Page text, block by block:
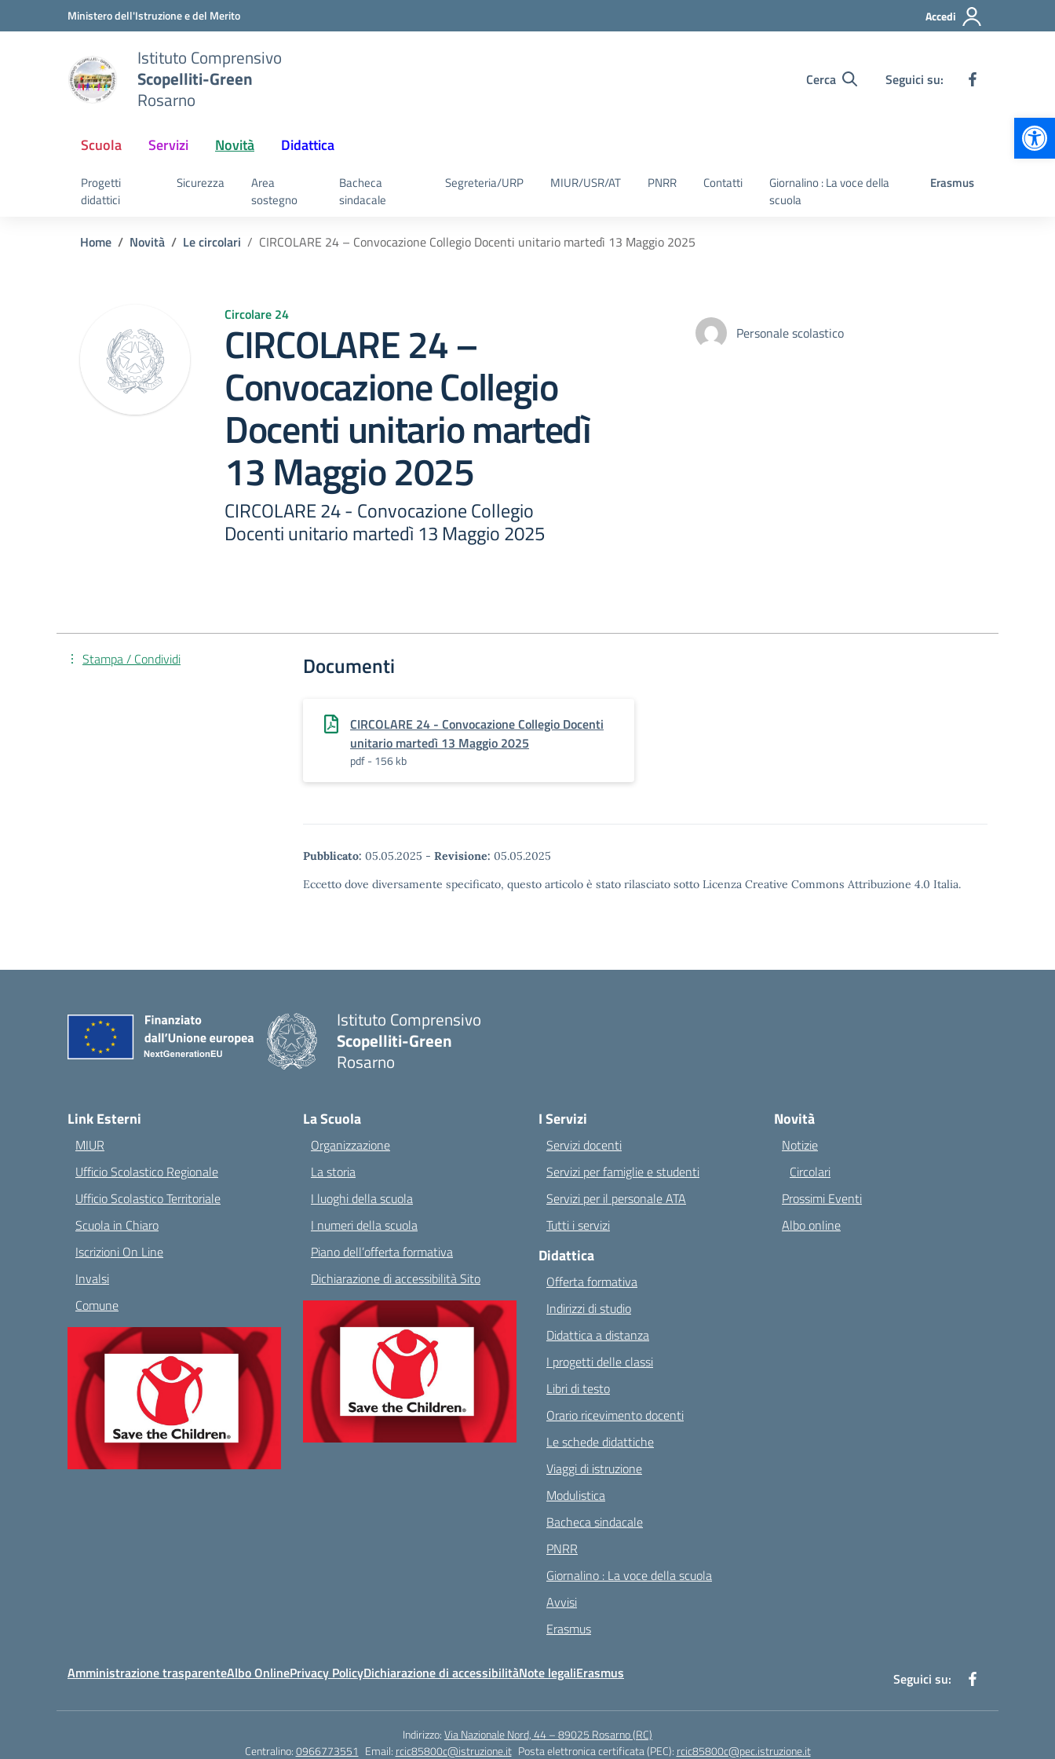
Vai ai contenuti
Vai al menu di navigazioneMinistero dell'Istruzione e del Merito Accedi
Istituto Comprensivo
Scopelliti-Green
Rosarno
Cerca Seguici su:
Scuola Servizi Novità Didattica
Progetti
didattici
Sicurezza
Area
sostegno
Bacheca
sindacale
Segreteria/URP MIUR/USR/AT PNRR Contatti
Giornalino : La voce della
scuola
Erasmus
Home Novità Le circolari CIRCOLARE 24 – Convocazione Collegio Docenti unitario martedì 13 Maggio 2025
Circolare 24
CIRCOLARE 24 –
Convocazione Collegio
Docenti unitario martedì
13 Maggio 2025
CIRCOLARE 24 - Convocazione Collegio
Docenti unitario martedì 13 Maggio 2025
Personale scolastico
Documenti
CIRCOLARE 24 - Convocazione Collegio Docenti
unitario martedì 13 Maggio 2025
pdf - 156 kb
Pubblicato: 05.05.2025 - Revisione: 05.05.2025
Eccetto dove diversamente specificato, questo articolo è stato rilasciato sotto Licenza Creative Commons Attribuzione 4.0 Italia.
Stampa / Condividi
Istituto Comprensivo
Scopelliti-Green
Rosarno
Link Esterni
MIUR
Ufficio Scolastico Regionale
Ufficio Scolastico Territoriale
Scuola in Chiaro
Iscrizioni On Line
Invalsi
Comune
La Scuola
Organizzazione
La storia
I luoghi della scuola
I numeri della scuola
Piano dell’offerta formativa
Dichiarazione di accessibilità Sito
I Servizi
Servizi docenti
Servizi per famiglie e studenti
Servizi per il personale ATA
Tutti i servizi
Didattica
Offerta formativa
Indirizzi di studio
Didattica a distanza
I progetti delle classi
Libri di testo
Orario ricevimento docenti
Le schede didattiche
Viaggi di istruzione
Modulistica
Bacheca sindacale
PNRR
Giornalino : La voce della scuola
Avvisi
Erasmus
Novità
Notizie
Circolari
Prossimi Eventi
Albo online
Amministrazione trasparenteAlbo OnlinePrivacy PolicyDichiarazione di accessibilitàNote legaliErasmus Seguici su:
Indirizzo:Via Nazionale Nord, 44 – 89025 Rosarno (RC)
Centralino:0966773551 Email: rcic85800c@istruzione.it Posta elettronica certificata (PEC): rcic85800c@pec.istruzione.it